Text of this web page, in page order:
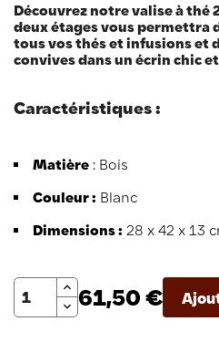
Découvrez notre valise à thé
deux étages vous permettra
tous vos thés et infusions et
convives dans un écrin chic
Caractéristiques :
Matière : Bois
Couleur : Blanc
Dimensions : 28 x 42 x 13
Quantité 61,50 €